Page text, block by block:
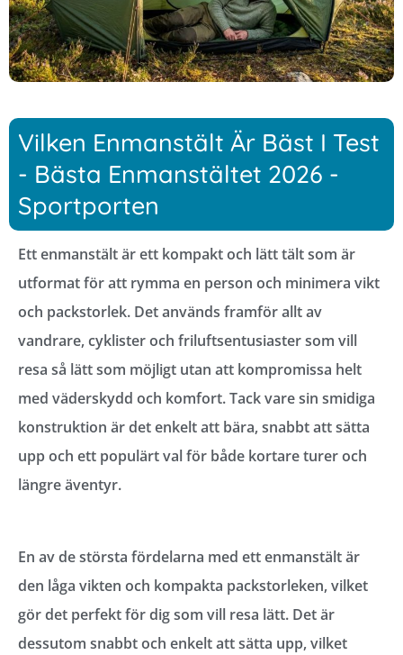
Vilken Enmanstält Är Bäst I Test
- Bästa Enmanstältet 2026 -
Sportporten
Ett enmanstält är ett kompakt och lätt tält som är
utformat för att rymma en person och minimera vikt
och packstorlek. Det används framför allt av
vandrare, cyklister och friluftsentusiaster som vill
resa så lätt som möjligt utan att kompromissa helt
med väderskydd och komfort. Tack vare sin smidiga
konstruktion är det enkelt att bära, snabbt att sätta
upp och ett populärt val för både kortare turer och
längre äventyr.
En av de största fördelarna med ett enmanstält är
den låga vikten och kompakta packstorleken, vilket
gör det perfekt för dig som vill resa lätt. Det är
dessutom snabbt och enkelt att sätta upp, vilket